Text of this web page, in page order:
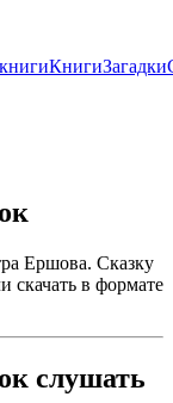
КнигиЗагадки
Ершова. Сказку
скачать в формате
слушать